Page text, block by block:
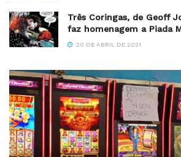
Três Coringas, de Geoff
faz homenagem a Piada
20 DE ABRIL DE 2021